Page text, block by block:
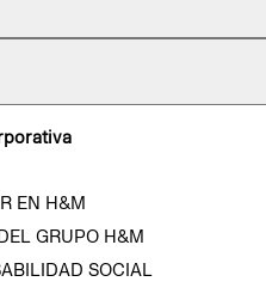
EN H&M
GRUPO H&M
SOCIAL